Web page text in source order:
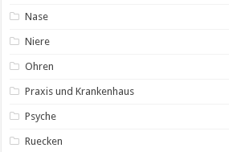
Nase
Niere
Ohren
Praxis und Krankenhaus
Psyche
Ruecken